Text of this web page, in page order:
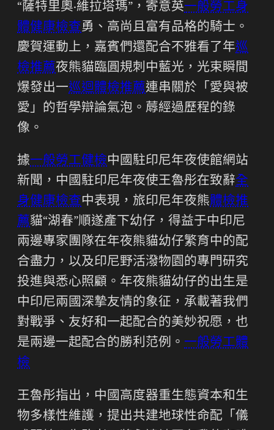
“薩特里奧·維拉塔瑪”，寄意英一般勞工身
體健康檢查勇、高尚且富有品格的騎士。
慶賀運動上，嘉賓們還配合不雅看了年巡
檢推薦夜熊貓臨圓規刺中藍光，光束瞬間
爆發出一巡迴體檢推薦連串關於「愛與被
愛」的哲學辯論氣泡。蓐經過歷程的錄
像。
據一般勞工健檢中國駐印尼年夜使館網站
新聞，中國駐印尼年夜使王魯彤在致辭全
身健康檢查中表現，旅印尼年夜熊體檢推
薦貓“湖春”順遂產下幼仔，得益于中印尼
兩邊專家團隊在年夜熊貓幼仔繁育中的配
合盡力，以及印尼野活潑物園的專門研究
投進與悉心照顧。年夜熊貓幼仔的出生是
中印尼兩國深摯友情的象征，承載著我們
對戰爭、友好和一起配合的美妙祝愿，也
是兩邊一起配合的勝利范例。 一般勞工體
檢
王魯彤指出，中國高度器重生態資本和生
物多樣性維護，提出共建地球性命配「儀